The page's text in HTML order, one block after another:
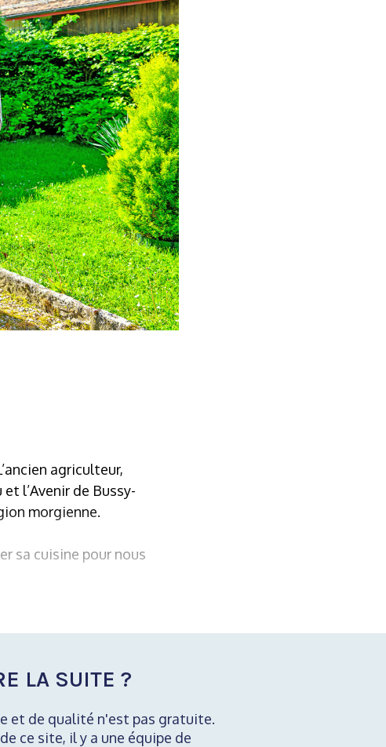
agriculteur,
l’Avenir de Bussy-
morgienne.
sa cuisine pour nous
LA SUITE ?
et de qualité n'est pas gratuite.
ce site, il y a une équipe de